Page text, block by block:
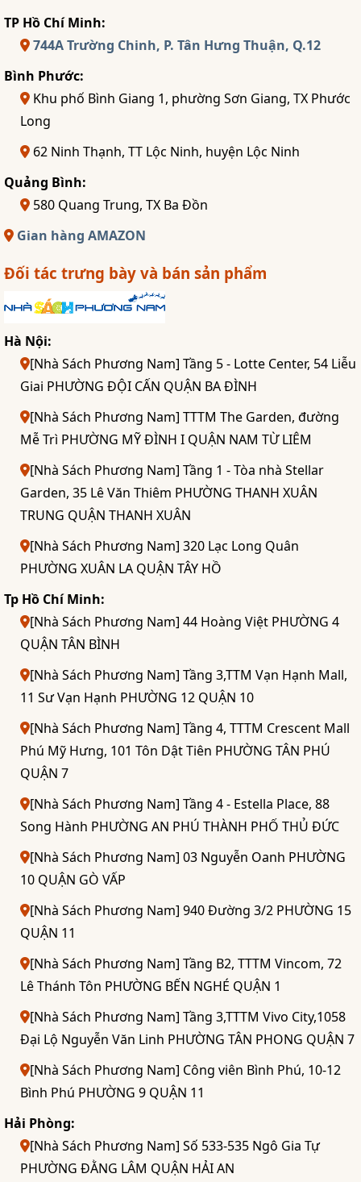
TP Hồ Chí Minh:
744A Trường Chinh, P. Tân Hưng Thuận, Q.12
Bình Phước:
Khu phố Bình Giang 1, phường Sơn Giang, TX Phước
Long
62 Ninh Thạnh, TT Lộc Ninh, huyện Lộc Ninh
Quảng Bình:
580 Quang Trung, TX Ba Đồn
Gian hàng AMAZON
Đối tác trưng bày và bán sản phẩm
Hà Nội:
[Nhà Sách Phương Nam] Tầng 5 - Lotte Center, 54 Liễu
Giai PHƯỜNG ĐỘI CẤN QUẬN BA ĐÌNH
[Nhà Sách Phương Nam] TTTM The Garden, đường
Mễ Trì PHƯỜNG MỸ ĐÌNH I QUẬN NAM TỪ LIÊM
[Nhà Sách Phương Nam] Tầng 1 - Tòa nhà Stellar
Garden, 35 Lê Văn Thiêm PHƯỜNG THANH XUÂN
TRUNG QUẬN THANH XUÂN
[Nhà Sách Phương Nam] 320 Lạc Long Quân
PHƯỜNG XUÂN LA QUẬN TÂY HỒ
Tp Hồ Chí Minh:
[Nhà Sách Phương Nam] 44 Hoàng Việt PHƯỜNG 4
QUẬN TÂN BÌNH
[Nhà Sách Phương Nam] Tầng 3,TTM Vạn Hạnh Mall,
11 Sư Vạn Hạnh PHƯỜNG 12 QUẬN 10
[Nhà Sách Phương Nam] Tầng 4, TTTM Crescent Mall
Phú Mỹ Hưng, 101 Tôn Dật Tiên PHƯỜNG TÂN PHÚ
QUẬN 7
[Nhà Sách Phương Nam] Tầng 4 - Estella Place, 88
Song Hành PHƯỜNG AN PHÚ THÀNH PHỐ THỦ ĐỨC
[Nhà Sách Phương Nam] 03 Nguyễn Oanh PHƯỜNG
10 QUẬN GÒ VẤP
[Nhà Sách Phương Nam] 940 Đường 3/2 PHƯỜNG 15
QUẬN 11
[Nhà Sách Phương Nam] Tầng B2, TTTM Vincom, 72
Lê Thánh Tôn PHƯỜNG BẾN NGHÉ QUẬN 1
[Nhà Sách Phương Nam] Tầng 3,TTTM Vivo City,1058
Đại Lộ Nguyễn Văn Linh PHƯỜNG TÂN PHONG QUẬN 7
[Nhà Sách Phương Nam] Công viên Bình Phú, 10-12
Bình Phú PHƯỜNG 9 QUẬN 11
Hải Phòng:
[Nhà Sách Phương Nam] Số 533-535 Ngô Gia Tự
PHƯỜNG ĐẰNG LÂM QUẬN HẢI AN